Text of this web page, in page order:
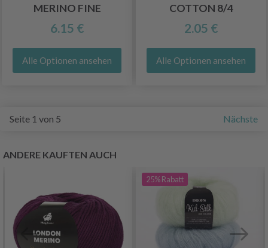
MERINO FINE
6.15 €
Alle Optionen ansehen
COTTON 8/4
2.05 €
Alle Optionen ansehen
Seite 1 von 5 Nächste
ANDERE KAUFTEN AUCH
25%Rabatt